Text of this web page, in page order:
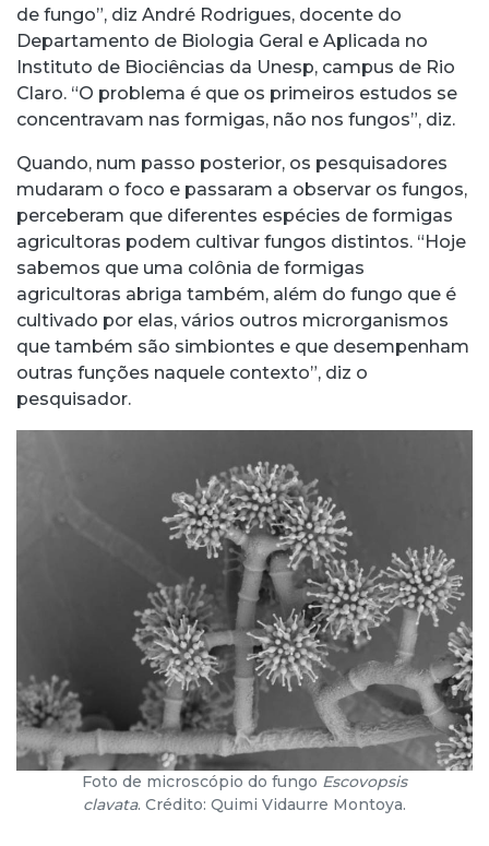
de fungo”, diz André Rodrigues, docente do
Departamento de Biologia Geral e Aplicada no
Instituto de Biociências da Unesp, campus de Rio
Claro. “O problema é que os primeiros estudos se
concentravam nas formigas, não nos fungos”, diz.
Quando, num passo posterior, os pesquisadores
mudaram o foco e passaram a observar os fungos,
perceberam que diferentes espécies de formigas
agricultoras podem cultivar fungos distintos. “Hoje
sabemos que uma colônia de formigas
agricultoras abriga também, além do fungo que é
cultivado por elas, vários outros microrganismos
que também são simbiontes e que desempenham
outras funções naquele contexto”, diz o
pesquisador.
Foto de microscópio do fungo Escovopsis
clavata. Crédito: Quimi Vidaurre Montoya.